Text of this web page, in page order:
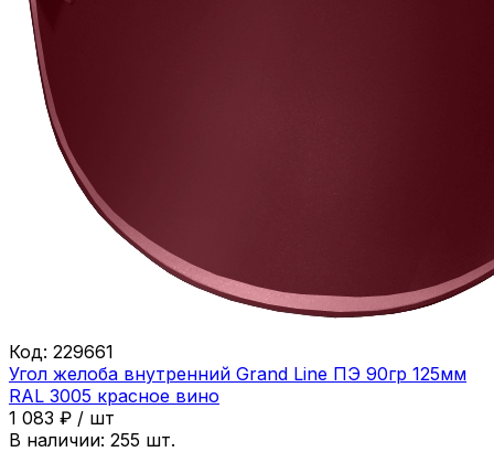
Код: 229661
Угол желоба внутренний Grand Line ПЭ 90гр 125мм
RAL 3005 красное вино
1 083 ₽ / шт
В наличии: 255 шт.